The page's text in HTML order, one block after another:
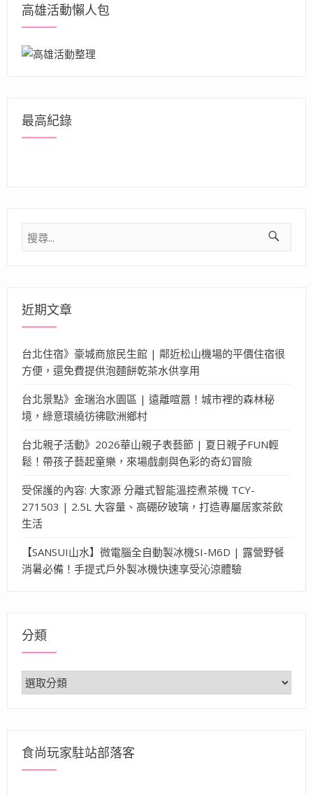
高雄活動懶人包
最高紀錄
搜
尋
近期文章
台北住宿》豪城商旅民生館 | 鄰近松山機場的平價住宿很
方便，還免費提供泡麵餅乾茶水供享用
台北景點》金瑞治水園區 | 遠離喧囂！城市裡的森林秘
境，綠意環繞彷彿歐洲鄉村
台北親子活動》2026華山親子表藝節 | 夏日親子FUN輕
鬆！帶孩子藝起童樂，來場戲劇與色彩的奇幻冒險
受保護的內容: 大家源 分離式智能溫控煮茶機 TCY-
271503 | 2.5L 大容量、高硼矽玻璃，打造專屬居家茶飲
生活
【SANSUI山水】微電腦全自動製冰機SI-M6D | 露營野餐
消暑必備！手提式戶外製冰機快速享受沁涼體驗
分類
分
類
食尚玩家駐站部落客